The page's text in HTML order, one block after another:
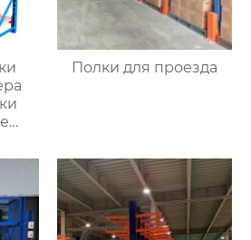
Полки для проезда